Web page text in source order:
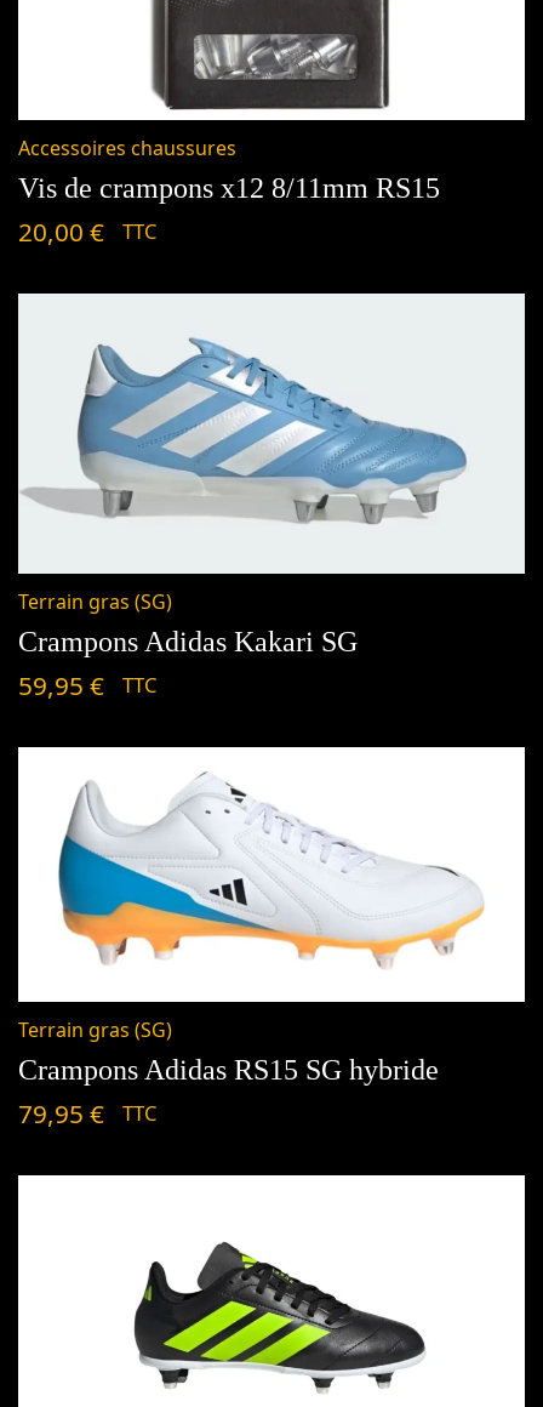
Accessoires chaussures
Vis de crampons x12 8/11mm RS15
20,00 € TTC
Terrain gras (SG)
Crampons Adidas Kakari SG
59,95 € TTC
Terrain gras (SG)
Crampons Adidas RS15 SG hybride
79,95 € TTC